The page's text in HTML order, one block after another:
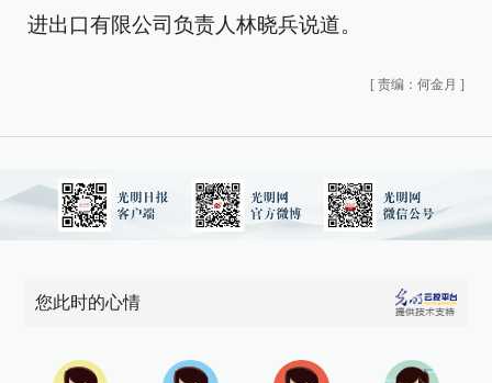
进出口有限公司负责人林晓兵说道。
[ 责编：何金月 ]
您此时的心情